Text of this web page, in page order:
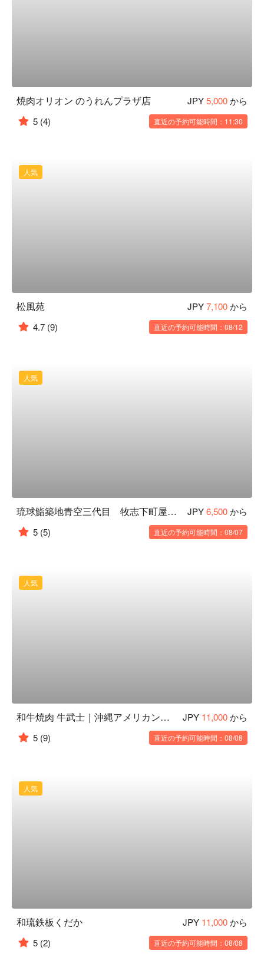
焼肉オリオン のうれんプラザ店 JPY5,000から
5 (4) 直近の予約可能時間：11:30
人気
松風苑 JPY7,100から
4.7 (9) 直近の予約可能時間：08/12
人気
琉球鮨築地青空三代目 牧志下町屋台村 JPY6,500から
5 (5) 直近の予約可能時間：08/07
人気
和牛焼肉 牛武士｜沖縄アメリカンビレッジ 最高級和牛焼肉 × 海景色レストラン JPY 11,000から
5 (9) 直近の予約可能時間：08/08
人気
和琉鉄板くだか JPY 11,000から
5 (2) 直近の予約可能時間：08/08